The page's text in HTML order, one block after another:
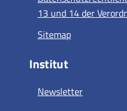
13 und 14 der
Sitemap
Institut
Newsletter